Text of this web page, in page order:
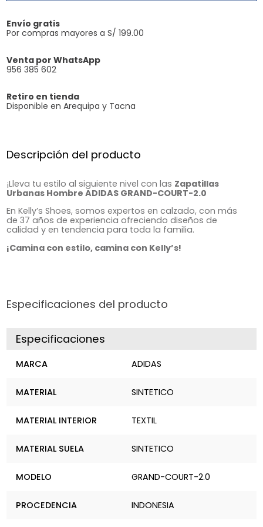
Envío gratis
Por compras mayores a S/ 199.00
Venta por WhatsApp
956 385 602
Retiro en tienda
Disponible en Arequipa y Tacna
Descripción del producto
¡Lleva tu estilo al siguiente nivel con las Zapatillas
Urbanas Hombre ADIDAS GRAND-COURT-2.0
En Kelly’s Shoes, somos expertos en calzado, con más
de 37 años de experiencia ofreciendo diseños de
calidad y en tendencia para toda la familia.
¡Camina con estilo, camina con Kelly’s!
Especificaciones del producto
Especificaciones
MARCA ADIDAS
MATERIAL SINTETICO
MATERIAL INTERIOR TEXTIL
MATERIAL SUELA SINTETICO
MODELO GRAND-COURT-2.0
PROCEDENCIA INDONESIA